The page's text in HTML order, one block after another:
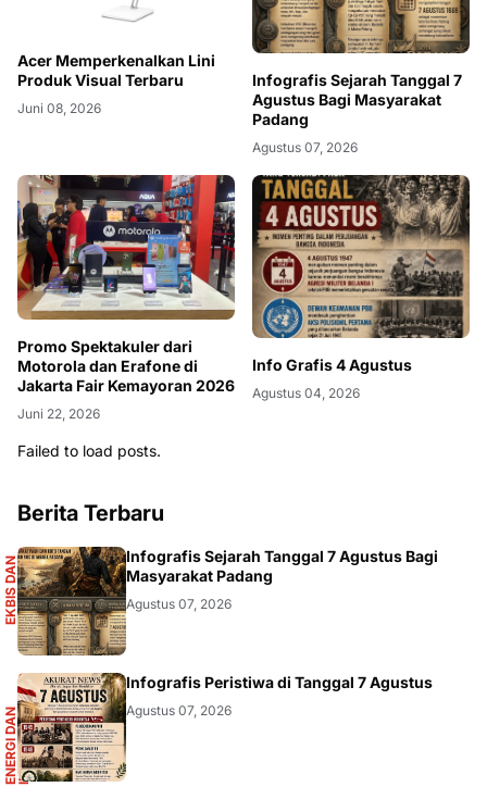
Acer Memperkenalkan Lini
Produk Visual Terbaru
Juni 08, 2026
Infografis Sejarah Tanggal 7
Agustus Bagi Masyarakat
Padang
Agustus 07, 2026
Promo Spektakuler dari
Motorola dan Erafone di
Jakarta Fair Kemayoran 2026
Juni 22, 2026
Info Grafis 4 Agustus
Agustus 04, 2026
Failed to load posts.
Berita Terbaru
E
K
B
I
S
D
A
N
I
N
F
O
G
R
A
F
IS
Infografis Sejarah Tanggal 7 Agustus Bagi
Masyarakat Padang
Agustus 07, 2026
E
N
E
R
G
I
D
A
N
I
N
F
R
A
S
T
R
U
K
T
UR Infografis Peristiwa di Tanggal 7 Agustus
Agustus 07, 2026